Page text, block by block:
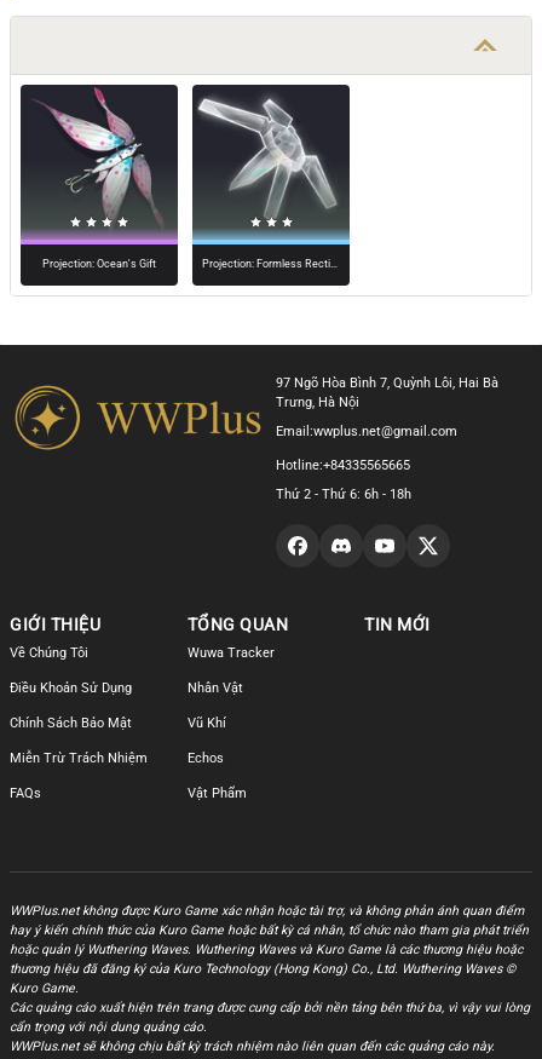
Projection: Ocean's Gift
97 Ngõ Hòa Bình 7, Quỳnh Lôi, Hai Bà
Trưng, Hà Nội
Email:wwplus.net@gmail.com
Hotline:+84335565665
Thứ 2 - Thứ 6: 6h - 18h
GIỚI THIỆU
Về Chúng Tôi
Điều Khoản Sử Dụng
Chính Sách Bảo Mật
Miễn Trừ Trách Nhiệm
FAQs
TỔNG QUAN
Wuwa Tracker
Nhân Vật
Vũ Khí
Echos
Vật Phẩm
TIN MỚI
WWPlus.net không được Kuro Game xác nhận hoặc tài trợ, và không phản ánh quan điểm
hay ý kiến chính thức của Kuro Game hoặc bất kỳ cá nhân, tổ chức nào tham gia phát triển
hoặc quản lý Wuthering Waves. Wuthering Waves và Kuro Game là các thương hiệu hoặc
thương hiệu đã đăng ký của Kuro Technology (Hong Kong) Co., Ltd. Wuthering Waves ©
Kuro Game.
Các quảng cáo xuất hiện trên trang được cung cấp bởi nền tảng bên thứ ba, vì vậy vui lòng
cẩn trọng với nội dung quảng cáo.
WWPlus.net sẽ không chịu bất kỳ trách nhiệm nào liên quan đến các quảng cáo này.